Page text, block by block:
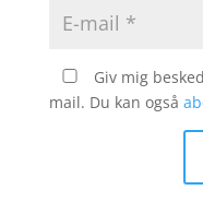
Giv mig
mail. Du kan også